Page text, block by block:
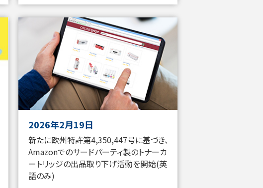
2026年2月19日
新たに欧州特許第4,350,447号に基づき、
Amazonでのサードパーティ製のトナーカ
ートリッジの出品取り下げ活動を開始(英
語のみ)